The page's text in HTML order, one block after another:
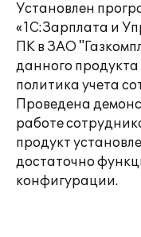
Установлен
«1С:Зарплата и
ПК в ЗАО
данного
политика учета
Проведена
работе
продукт
достаточно
конфигурации.